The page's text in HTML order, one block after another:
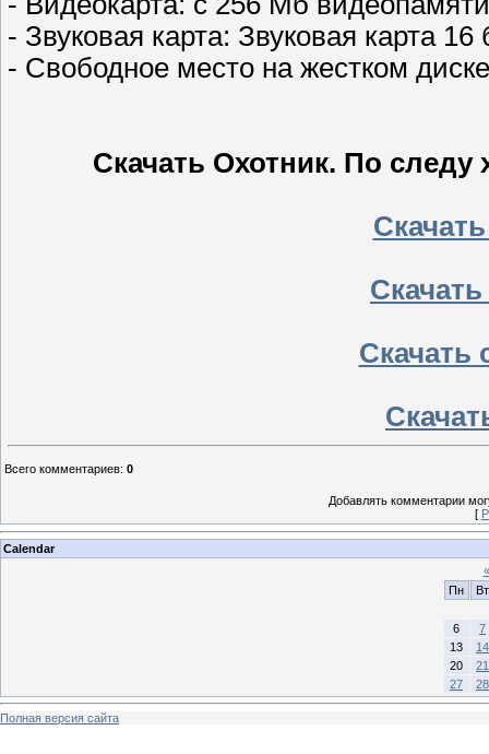
- Звуковая карта: Звуковая карта
- Свободное место на жестком
Скачать Охотник. По следу
Скачать
Всего комментариев: 0
Добавлять комментарии
[
Calendar
«
Пн
Вт
6
7
13
14
20
21
27
28
Полная версия сайта